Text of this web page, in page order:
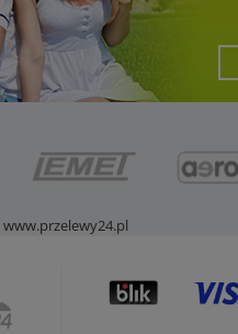
www.przelewy24.pl